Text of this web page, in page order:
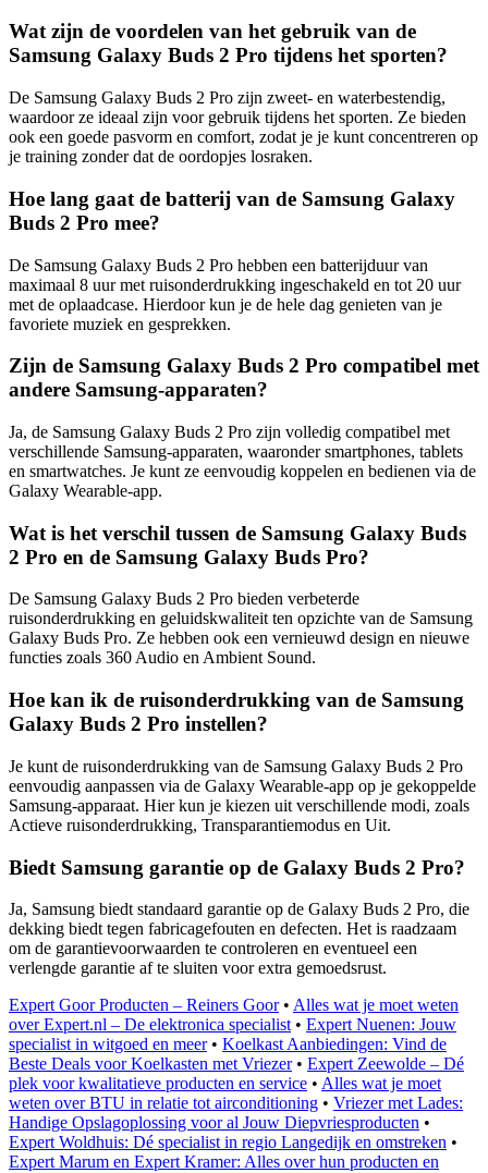
Wat zijn de voordelen van het gebruik van de
Samsung Galaxy Buds 2 Pro tijdens het sporten?
De Samsung Galaxy Buds 2 Pro zijn zweet- en waterbestendig,
waardoor ze ideaal zijn voor gebruik tijdens het sporten. Ze bieden
ook een goede pasvorm en comfort, zodat je je kunt concentreren op
je training zonder dat de oordopjes losraken.
Hoe lang gaat de batterij van de Samsung Galaxy
Buds 2 Pro mee?
De Samsung Galaxy Buds 2 Pro hebben een batterijduur van
maximaal 8 uur met ruisonderdrukking ingeschakeld en tot 20 uur
met de oplaadcase. Hierdoor kun je de hele dag genieten van je
favoriete muziek en gesprekken.
Zijn de Samsung Galaxy Buds 2 Pro compatibel met
andere Samsung-apparaten?
Ja, de Samsung Galaxy Buds 2 Pro zijn volledig compatibel met
verschillende Samsung-apparaten, waaronder smartphones, tablets
en smartwatches. Je kunt ze eenvoudig koppelen en bedienen via de
Galaxy Wearable-app.
Wat is het verschil tussen de Samsung Galaxy Buds
2 Pro en de Samsung Galaxy Buds Pro?
De Samsung Galaxy Buds 2 Pro bieden verbeterde
ruisonderdrukking en geluidskwaliteit ten opzichte van de Samsung
Galaxy Buds Pro. Ze hebben ook een vernieuwd design en nieuwe
functies zoals 360 Audio en Ambient Sound.
Hoe kan ik de ruisonderdrukking van de Samsung
Galaxy Buds 2 Pro instellen?
Je kunt de ruisonderdrukking van de Samsung Galaxy Buds 2 Pro
eenvoudig aanpassen via de Galaxy Wearable-app op je gekoppelde
Samsung-apparaat. Hier kun je kiezen uit verschillende modi, zoals
Actieve ruisonderdrukking, Transparantiemodus en Uit.
Biedt Samsung garantie op de Galaxy Buds 2 Pro?
Ja, Samsung biedt standaard garantie op de Galaxy Buds 2 Pro, die
dekking biedt tegen fabricagefouten en defecten. Het is raadzaam
om de garantievoorwaarden te controleren en eventueel een
verlengde garantie af te sluiten voor extra gemoedsrust.
Expert Goor Producten – Reiners Goor• Alles wat je moet weten
over Expert.nl – De elektronica specialist • Expert Nuenen: Jouw
specialist in witgoed en meer• Koelkast Aanbiedingen: Vind de
Beste Deals voor Koelkasten met Vriezer• Expert Zeewolde – Dé
plek voor kwalitatieve producten en service • Alles wat je moet
weten over BTU in relatie tot airconditioning • Vriezer met Lades:
Handige Opslagoplossing voor al Jouw Diepvriesproducten •
Expert Woldhuis: Dé specialist in regio Langedijk en omstreken •
Expert Marum en Expert Kramer: Alles over hun producten en